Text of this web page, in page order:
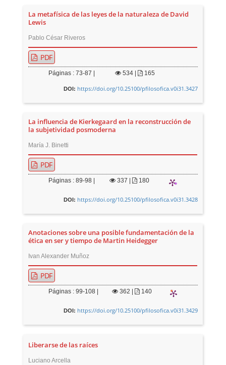
La metafísica de las leyes de la naturaleza de David
Lewis
Pablo César Riveros
PDF
Páginas : 73-87 | 534 165
DOI: https://doi.org/10.25100/pfilosofica.v0i31.3427
La influencia de Kierkegaard en la reconstrucción de
la subjetividad posmoderna
María J. Binetti
PDF
Páginas : 89-98 | 337 180
DOI: https://doi.org/10.25100/pfilosofica.v0i31.3428
Anotaciones sobre una posible fundamentación de la
ética en ser y tiempo de Martin Heidegger
Ivan Alexander Muñoz
PDF
Páginas : 99-108 | 362 140
DOI: https://doi.org/10.25100/pfilosofica.v0i31.3429
Liberarse de las raíces
Luciano Arcella